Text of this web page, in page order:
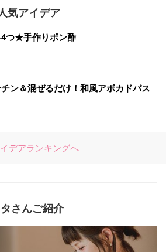
気アイデア
つ★手作りポン酢
チン＆混ぜるだけ！和風アボカドパス
デアランキングへ
さんご紹介